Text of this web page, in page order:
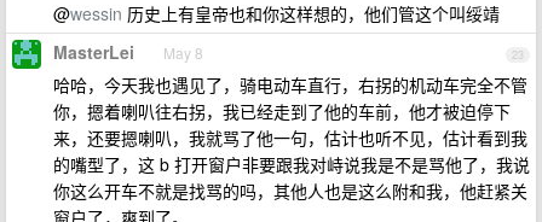
@wessin 历史上有皇帝也和你这样想的，他们管这个叫绥靖
23
MasterLei May 8
哈哈，今天我也遇见了，骑电动车直行，右拐的机动车完全不管
你，摁着喇叭往右拐，我已经走到了他的车前，他才被迫停下
来，还要摁喇叭，我就骂了他一句，估计也听不见，估计看到我
的嘴型了，这 b 打开窗户非要跟我对峙说我是不是骂他了，我说
你这么开车不就是找骂的吗，其他人也是这么附和我，他赶紧关
窗户了，爽到了。